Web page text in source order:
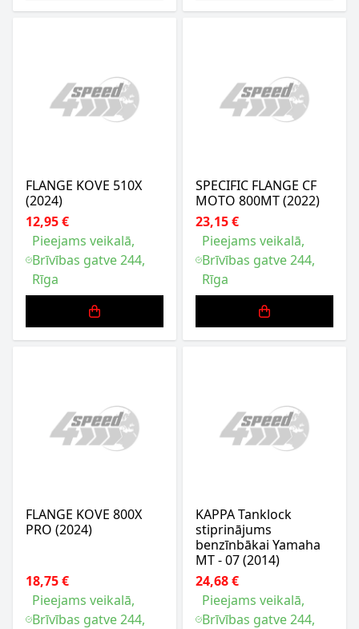
FLANGE KOVE 510X
(2024)
12,95 €
Pieejams veikalā,
Brīvības gatve 244,
Rīga
SPECIFIC FLANGE CF
MOTO 800MT (2022)
23,15 €
Pieejams veikalā,
Brīvības gatve 244,
Rīga
FLANGE KOVE 800X
PRO (2024)
18,75 €
Pieejams veikalā,
Brīvības gatve 244,
KAPPA Tanklock
stiprinājums
benzīnbākai Yamaha
MT - 07 (2014)
24,68 €
Pieejams veikalā,
Brīvības gatve 244,